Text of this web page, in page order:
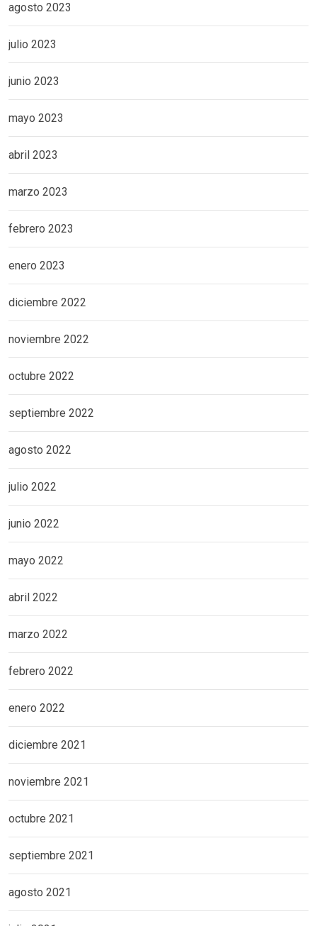
agosto 2023
julio 2023
junio 2023
mayo 2023
abril 2023
marzo 2023
febrero 2023
enero 2023
diciembre 2022
noviembre 2022
octubre 2022
septiembre 2022
agosto 2022
julio 2022
junio 2022
mayo 2022
abril 2022
marzo 2022
febrero 2022
enero 2022
diciembre 2021
noviembre 2021
octubre 2021
septiembre 2021
agosto 2021